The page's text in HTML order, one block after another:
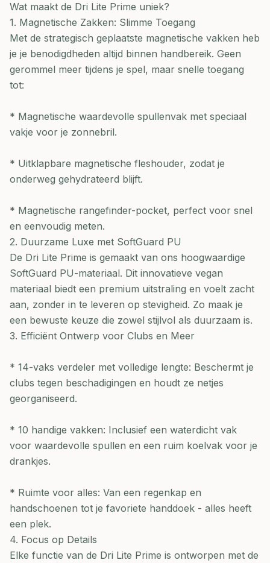
Wat maakt de Dri Lite Prime uniek?
1. Magnetische Zakken: Slimme Toegang
Met de strategisch geplaatste magnetische vakken heb
je je benodigdheden altijd binnen handbereik. Geen
gerommel meer tijdens je spel, maar snelle toegang
tot:
* Magnetische waardevolle spullenvak met speciaal
vakje voor je zonnebril.
* Uitklapbare magnetische fleshouder, zodat je
onderweg gehydrateerd blijft.
* Magnetische rangefinder-pocket, perfect voor snel
en eenvoudig meten.
2. Duurzame Luxe met SoftGuard PU
De Dri Lite Prime is gemaakt van ons hoogwaardige
SoftGuard PU-materiaal. Dit innovatieve vegan
materiaal biedt een premium uitstraling en voelt zacht
aan, zonder in te leveren op stevigheid. Zo maak je
een bewuste keuze die zowel stijlvol als duurzaam is.
3. Efficiënt Ontwerp voor Clubs en Meer
* 14-vaks verdeler met volledige lengte: Beschermt je
clubs tegen beschadigingen en houdt ze netjes
georganiseerd.
* 10 handige vakken: Inclusief een waterdicht vak
voor waardevolle spullen en een ruim koelvak voor je
drankjes.
* Ruimte voor alles: Van een regenkap en
handschoenen tot je favoriete handdoek - alles heeft
een plek.
4. Focus op Details
Elke functie van de Dri Lite Prime is ontworpen met de